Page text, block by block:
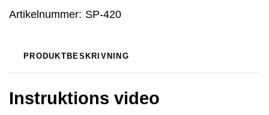
Artikelnummer: SP-420
PRODUKTBESKRIVNING
Instruktions video